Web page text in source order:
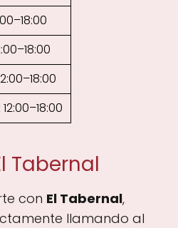
Tabernal
con El Tabernal,
llamando al